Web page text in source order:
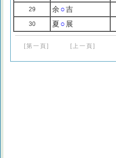
29 余 ○吉
30 夏 ○ 展
[第一頁] [上一頁]